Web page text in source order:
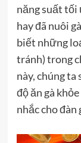
năng suất tối
hay đã nuôi
biết những
tránh) trong
này, chúng ta
độ ăn gà
nhắc cho đàn